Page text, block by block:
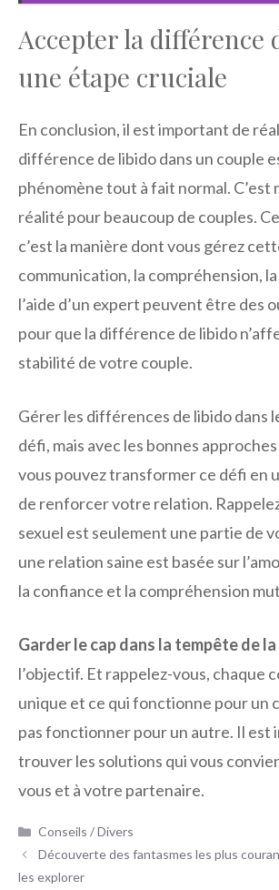
Accepter la différence
une étape cruciale
En conclusion, il est important de
différence de libido dans un couple
phénomène tout à fait normal. C’est
réalité pour beaucoup de couples.
c’est la manière dont vous gérez
communication, la compréhension,
l’aide d’un expert peuvent être des
pour que la différence de libido
stabilité de votre couple.
Gérer les différences de libido dans
défi, mais avec les bonnes
vous pouvez transformer ce défi en
de renforcer votre relation.
sexuel est seulement une partie de
une relation saine est basée sur
la confiance et la compréhension
Garder le cap dans la tempête de
l’objectif. Et rappelez-vous, chaque
unique et ce qui fonctionne pour un
pas fonctionner pour un autre. Il est
trouver les solutions qui vous
vous et à votre partenaire.
Catégories
Conseils / Divers
Découverte des fantasmes les plus
les explorer